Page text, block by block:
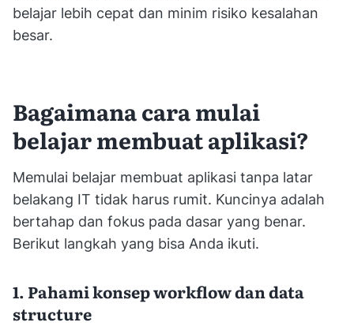
belajar lebih cepat dan minim risiko kesalahan
besar.
Bagaimana cara mulai
belajar membuat aplikasi?
Memulai belajar membuat aplikasi tanpa latar
belakang IT tidak harus rumit. Kuncinya adalah
bertahap dan fokus pada dasar yang benar.
Berikut langkah yang bisa Anda ikuti.
1. Pahami konsep workflow dan data
structure